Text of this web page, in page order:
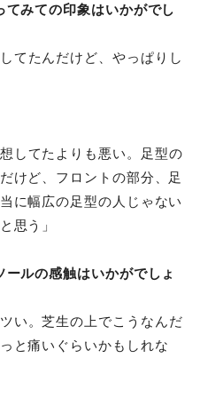
みての印象はいかがでし
てたんだけど、やっぱりし
してたよりも悪い。足型の
けど、フロントの部分、足
に幅広の足型の人じゃない
思う」
ルの感触はいかがでしょ
い。芝生の上でこうなんだ
と痛いぐらいかもしれな